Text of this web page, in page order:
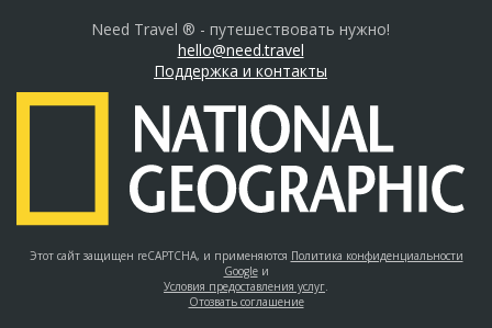
Need Travel ® - путешествовать нужно!
hello@need.travel
Поддержка и контакты
Этот сайт защищен reCAPTCHA, и применяются Политика конфиденциальности
Googleи
Условия предоставления услуг.
Отозвать соглашение